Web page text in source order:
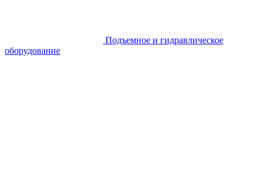
Подъемное и гидравлическое
оборудование